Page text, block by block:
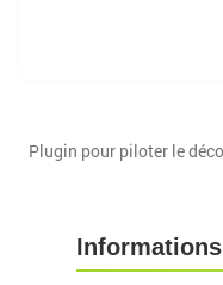
Plugin pour piloter le
Informations